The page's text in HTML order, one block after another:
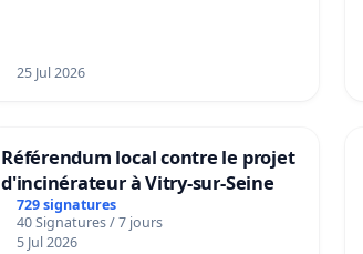
25 Jul 2026
Référendum local contre le projet
d'incinérateur à Vitry-sur-Seine
729 signatures
40 Signatures / 7 jours
5 Jul 2026